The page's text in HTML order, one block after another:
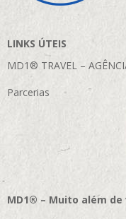
LINKS ÚTEIS
MD1® TRAVEL –
Parcerias
MD1® – Muito além de